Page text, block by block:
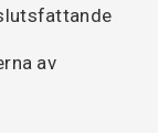
av